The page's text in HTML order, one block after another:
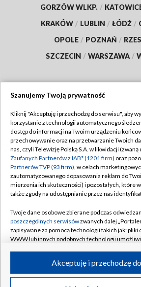
GORZÓW WLKP. /
KRAKÓW / LUBLIN / ŁÓDŹ /
OPOLE / POZNAŃ /
SZCZECIN / WARSZAWA /
TVP
Abonament TVP
Emisja w TVP
Centrum informacji TVP
Naziemna Telewizja Cyfrowa
Rada Programowa
System NOS
Informacje o nadawcy
Program dla prasy
Regulamin TVP
Polityka
Moje zgody
Pomoc
Kontakt
Kanały
©2026 Telewizja Polska S.A.
Szanujemy Twoją prywatność
Kliknij "Akceptuję i przechodzę do serwisu", aby
korzystanie z technologii automatycznego
dostęp do informacji na Twoim urządzeniu
przechowywanie oraz na przetwarzanie Twoich
nas, czyli Telewizję Polską S.A. w likwidacji (zwaną
Zaufanych Partnerów z IAB* (1201 firm) oraz
Partnerów TVP (93 firm), w celach
zautomatyzowanego dopasowania reklam do
mierzenia ich skuteczności) i pozostałych, które
także zgody na udostępnianie przez nas
Twoje dane osobowe zbierane podczas
poszczególnych serwisówzwanych dalej
zapisywane za pomocą technologii takich jak:
WWW lub innych podobnych technologii
ruchu w Internecie.
Twoje dane osobowe zbierane podczas
Akceptuję i przechodzę